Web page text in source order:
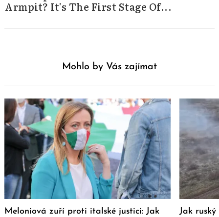
Armpit? It's The First Stage Of...
Mohlo by Vás zajímat
Meloniová zuří proti italské justici: Jak
Jak